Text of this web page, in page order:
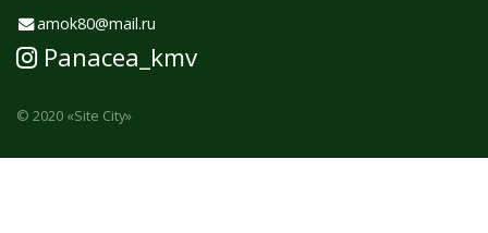
amok80@mail.ru
Panacea_kmv
© 2020 «Site City»